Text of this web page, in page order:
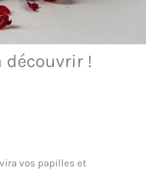
découvrir !
vos papilles et